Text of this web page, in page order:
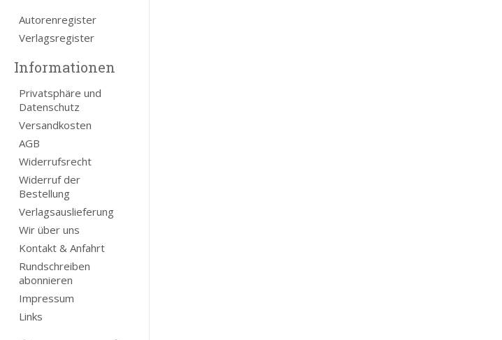
Autorenregister
Verlagsregister
Informationen
Privatsphäre und
Datenschutz
Versandkosten
AGB
Widerrufsrecht
Widerruf der
Bestellung
Verlagsauslieferung
Wir über uns
Kontakt & Anfahrt
Rundschreiben
abonnieren
Impressum
Links